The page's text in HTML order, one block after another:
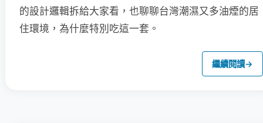
的設計邏輯拆給大家看，也聊聊台灣潮濕又多油煙的居
住環境，為什麼特別吃這一套。
繼續閱讀→